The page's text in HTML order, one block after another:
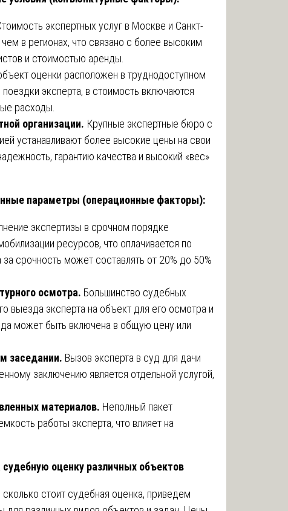
экспертных услуг в Москве и Санкт-
в регионах, что связано с более высоким
и стоимостью аренды.
оценки расположен в труднодоступном
эксперта, в стоимость включаются
расходы.
организации. Крупные экспертные бюро с
устанавливают более высокие цены на свои
гарантию качества и высокий «вес»
параметры (операционные факторы):
экспертизы в срочном порядке
ресурсов, что оплачивается по
срочность может составлять от 20% до 50%
осмотра. Большинство судебных
выезда эксперта на объект для его осмотра и
может быть включена в общую цену или
заседании. Вызов эксперта в суд для дачи
заключению является отдельной услугой,
материалов. Неполный пакет
работы эксперта, что влияет на
оценку различных объектов
стоит судебная оценка, приведем